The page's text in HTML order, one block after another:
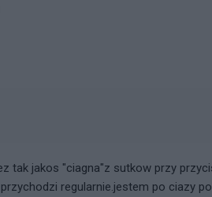
tak jakos "ciagna"z sutkow przy
regularnie.jestem po ciazy